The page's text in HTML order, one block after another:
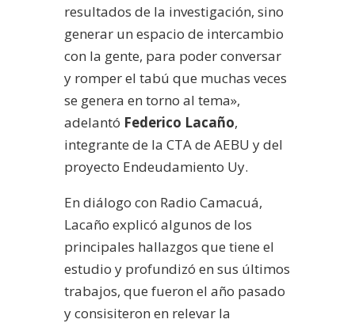
resultados de la investigación, sino
generar un espacio de intercambio
con la gente, para poder conversar
y romper el tabú que muchas veces
se genera en torno al tema»,
adelantó Federico Lacaño,
integrante de la CTA de AEBU y del
proyecto Endeudamiento Uy.
En diálogo con Radio Camacuá,
Lacaño explicó algunos de los
principales hallazgos que tiene el
estudio y profundizó en sus últimos
trabajos, que fueron el año pasado
y consisiteron en relevar la